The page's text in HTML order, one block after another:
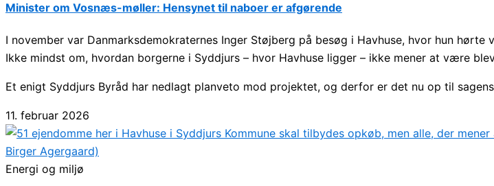
Minister om Vosnæs-møller: Hensynet til naboer er afgørende
I november var Danmarksdemokraternes Inger Støjberg på besøg i Havhuse, hvor hun
Ikke mindst om, hvordan borgerne i Syddjurs – hvor Havhuse ligger – ikke mener at være
Et enigt Syddjurs Byråd har nedlagt planveto mod projektet, og derfor er det nu op til
11. februar 2026
Energi og miljø